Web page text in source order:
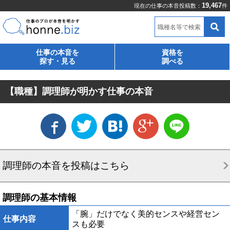
現在の仕事の本音投稿数： 19,467件
職種名等で検索
仕事の本音を
探す・見る
資格を
調べる
【職種】調理師が明かす仕事の本音
調理師の本音を投稿はこちら
調理師の基本情報
仕事内容
「腕」だけでなく美的センスや経営セン
スも必要